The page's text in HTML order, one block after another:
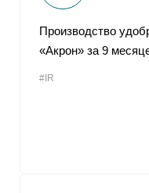
Производство
«Акрон» за 9
#IR